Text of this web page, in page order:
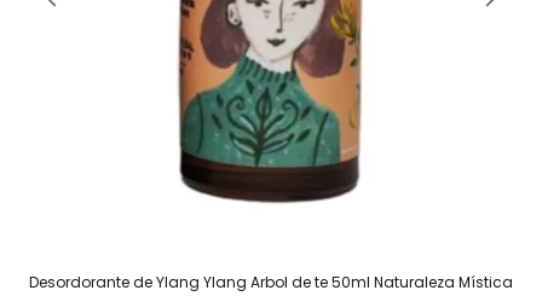
Desordorante de Ylang Ylang Arbol de te 50ml Naturaleza Mística